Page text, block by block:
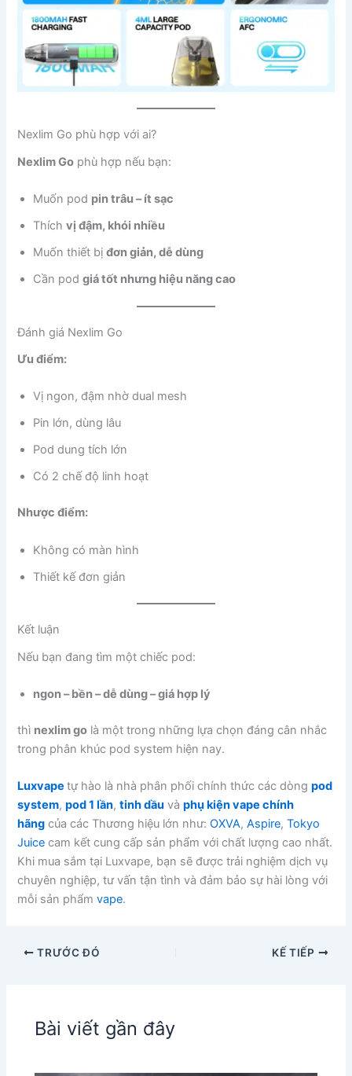
Nexlim Go phù hợp với ai?
Nexlim Go phù hợp nếu bạn:
Muốn pod pin trâu – ít sạc
Thíchvị đậm, khói nhiều
Muốn thiết bịđơn giản, dễ dùng
Cần podgiá tốt nhưng hiệu năng cao
Đánh giá Nexlim Go
Ưu điểm:
Vị ngon, đậm nhờ dual mesh
Pin lớn, dùng lâu
Pod dung tích lớn
Có 2 chế độ linh hoạt
Nhược điểm:
Không có màn hình
Thiết kế đơn giản
Kết luận
Nếu bạn đang tìm một chiếc pod:
ngon – bền – dễ dùng – giá hợp lý
thì nexlim go là một trong những lựa chọn đáng cân nhắc
trong phân khúc pod system hiện nay.
Luxvapetự hào là nhà phân phối chính thức các dòngpod
system,pod 1 lần,tinh dầu vàphụ kiện vape chính
hãng của các Thương hiệu lớn như:OXVA,Aspire,Tokyo
Juice cam kết cung cấp sản phẩm với chất lượng cao nhất.
Khi mua sắm tại Luxvape, bạn sẽ được trải nghiệm dịch vụ
chuyên nghiệp, tư vấn tận tình và đảm bảo sự hài lòng với
mỗi sản phẩmvape.
TRƯỚC ĐÓ KẾ TIẾP
Bài viết gần đây